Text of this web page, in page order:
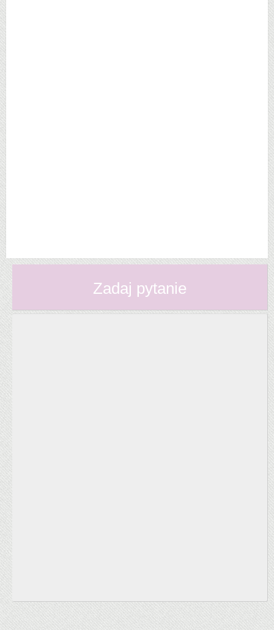
Zadaj pytanie